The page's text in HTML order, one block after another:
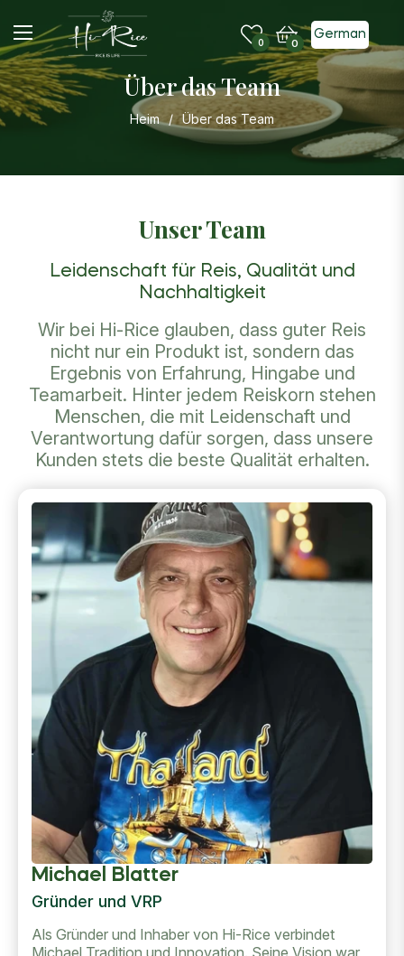
0 Einkaufswagen
0
German
Über das Team
Heim / Über das Team
Unser Team
Leidenschaft für Reis, Qualität und
Nachhaltigkeit
Wir bei Hi-Rice glauben, dass guter Reis
nicht nur ein Produkt ist, sondern das
Ergebnis von Erfahrung, Hingabe und
Teamarbeit. Hinter jedem Reiskorn stehen
Menschen, die mit Leidenschaft und
Verantwortung dafür sorgen, dass unsere
Kunden stets die beste Qualität erhalten.
Michael Blatter
Gründer und VRP
Als Gründer und Inhaber von Hi-Rice verbindet
Michael Tradition und Innovation. Seine Vision war